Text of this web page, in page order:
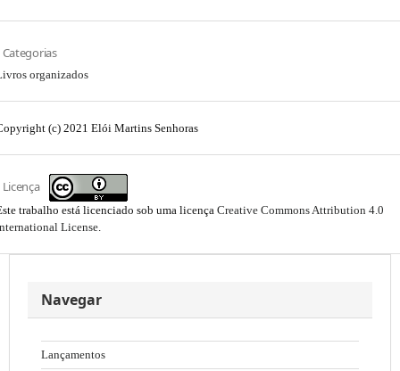
Categorias
organizados
(c) 2021 Elói Martins Senhoras
Licença
trabalho está licenciado sob uma licença Creative Commons Attribution 4.0
License.
Navegar
Lançamentos